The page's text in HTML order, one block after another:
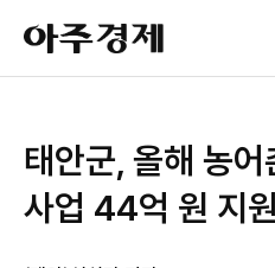
아
주
경
태안군, 올해 농
사업 44억 원 지